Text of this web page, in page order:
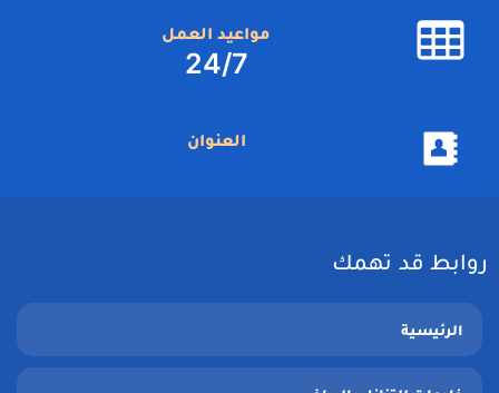
مواعيد العمل
24/7
العنوان
روابط قد تهمك
الرئيسية